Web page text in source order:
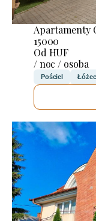
Apartamenty
15000
Od HUF
/ noc / osoba
Pościel